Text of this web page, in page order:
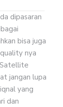
dipasaran
bisa juga
nya
jangan lupa
yang
dan